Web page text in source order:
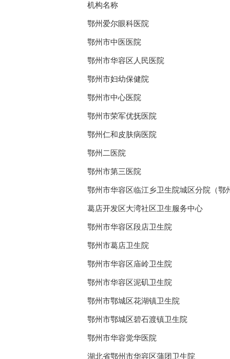
机构名称
鄂州爱尔眼科医院
鄂州市中医医院
鄂州市华容区人民医院
鄂州市妇幼保健院
鄂州市中心医院
鄂州市荣军优抚医院
鄂州仁和皮肤病医院
鄂州二医院
鄂州市第三医院
鄂州市华容区临江乡卫生院城区分院（鄂
葛店开发区大湾社区卫生服务中心
鄂州市华容区段店卫生院
鄂州市葛店卫生院
鄂州市华容区庙岭卫生院
鄂州市华容区泥矶卫生院
鄂州市鄂城区花湖镇卫生院
鄂州市鄂城区碧石渡镇卫生院
鄂州市华容觉华医院
湖北省鄂州市华容区蒲团卫生院